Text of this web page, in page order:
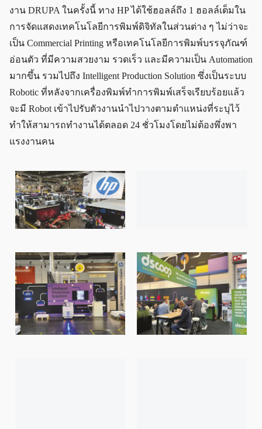
งาน DRUPA ในครั้งนี้ ทาง HP ได้ใช้ฮอลล์ถึง 1 ฮอลล์เต็มใน
การจัดแสดงเทคโนโลยีการพิมพ์ดิจิทัลในส่วนต่าง ๆ ไม่ว่าจะ
เป็น Commercial Printing หรือเทคโนโลยีการพิมพ์บรรจุภัณฑ์
อ่อนตัว ที่มีความสวยงาม รวดเร็ว และมีความเป็น Automation
มากขึ้น รวมไปถึง Intelligent Production Solution ซึ่งเป็นระบบ
Robotic ที่หลังจากเครื่องพิมพ์ทำการพิมพ์เสร็จเรียบร้อยแล้ว
จะมี Robot เข้าไปรับตัวงานนำไปวางตามตำแหน่งที่ระบุไว้
ทำให้สามารถทำงานได้ตลอด 24 ชั่วโมงโดยไม่ต้องพึ่งพา
แรงงานคน